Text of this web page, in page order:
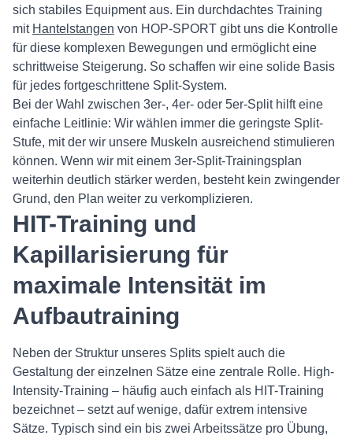
sich stabiles Equipment aus. Ein durchdachtes Training
mit Hantelstangen von HOP-SPORT gibt uns die Kontrolle
für diese komplexen Bewegungen und ermöglicht eine
schrittweise Steigerung. So schaffen wir eine solide Basis
für jedes fortgeschrittene Split-System.
Bei der Wahl zwischen 3er-, 4er- oder 5er-Split hilft eine
einfache Leitlinie: Wir wählen immer die geringste Split-
Stufe, mit der wir unsere Muskeln ausreichend stimulieren
können. Wenn wir mit einem 3er-Split-Trainingsplan
weiterhin deutlich stärker werden, besteht kein zwingender
Grund, den Plan weiter zu verkomplizieren.
HIT-Training und
Kapillarisierung für
maximale Intensität im
Aufbautraining
Neben der Struktur unseres Splits spielt auch die
Gestaltung der einzelnen Sätze eine zentrale Rolle. High-
Intensity-Training – häufig auch einfach als HIT-Training
bezeichnet – setzt auf wenige, dafür extrem intensive
Sätze. Typisch sind ein bis zwei Arbeitssätze pro Übung,